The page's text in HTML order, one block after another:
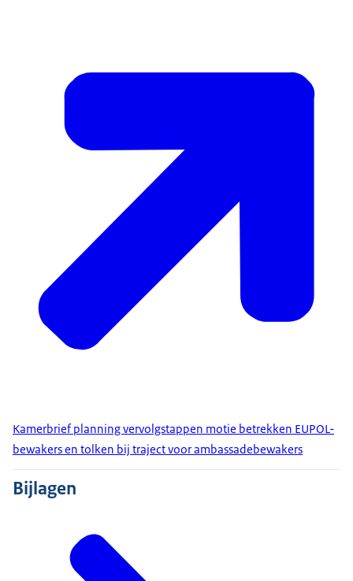
Kamerbrief planning vervolgstappen motie betrekken EUPOL-
bewakers en tolken bij traject voor ambassadebewakers
Bijlagen